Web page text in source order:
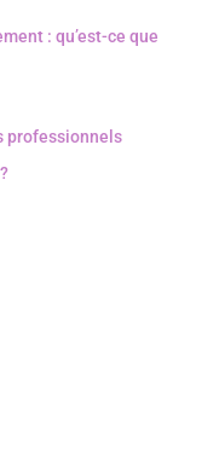
: qu’est-ce que
professionnels